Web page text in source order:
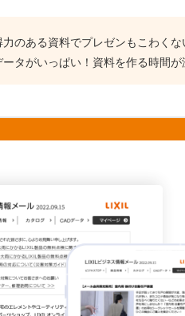
力のある資料でプレゼンもこわく
ータがいっぱい！資料を作る時間が